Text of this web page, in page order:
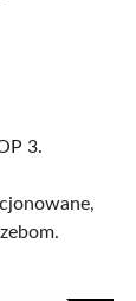
3.